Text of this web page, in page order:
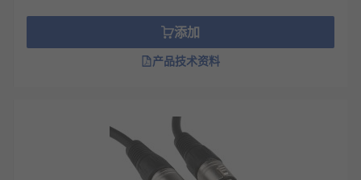
单声道卡侬线：用于连接单个麦克风或扬声
器，提供单一通道的信号传输。
立体声卡侬线：用于传输两个音频信号，如左
配设备的输出和输入阻抗，保证信号传输的稳
定性和质量。
屏蔽卡侬线：在导线外部设有屏蔽层，有效防
添加
产品技术资料